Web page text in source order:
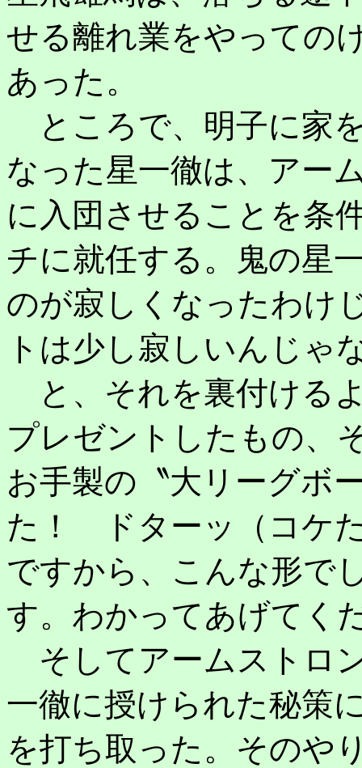
せる離れ業をやっての
あった。
ところで、明子に家
なった星一徹は、アー
に入団させることを条
チに就任する。鬼の星
のが寂しくなったわけ
トは少し寂しいんじゃ
と、それを裏付ける
プレゼントしたもの、
お手製の〝大リーグボ
た！ ドターッ（コケ
ですから、こんな形で
す。わかってあげてく
そしてアームストロ
一徹に授けられた秘策
を打ち取った。そのや